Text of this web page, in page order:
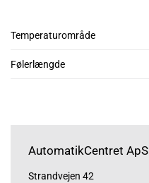
Temperaturområde
Følerlængde
AutomatikCentret ApS
Strandvejen 42